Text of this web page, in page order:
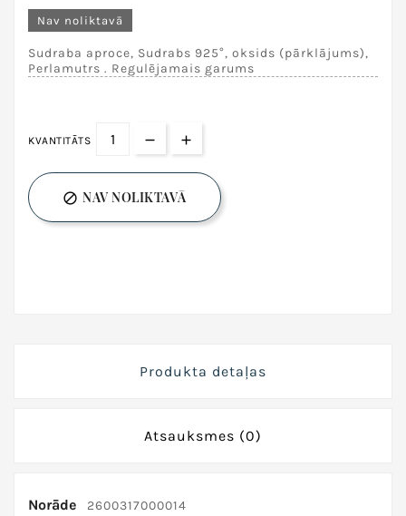
Nav noliktavā
Sudraba aproce, Sudrabs 925°, oksids (pārklājums),
Perlamutrs . Regulējamais garums
KVANTITĀTS
 NAV NOLIKTAVĀ
Produkta detaļas
Atsauksmes (0)
Norāde 2600317000014